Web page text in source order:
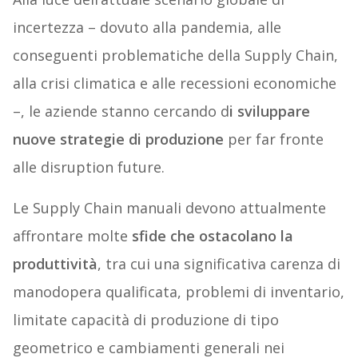
incertezza – dovuto alla pandemia, alle
conseguenti problematiche della Supply Chain,
alla crisi climatica e alle recessioni economiche
–, le aziende stanno cercando di sviluppare
nuove strategie di produzione per far fronte
alle disruption future.
Le Supply Chain manuali devono attualmente
affrontare molte sfide che ostacolano la
produttività, tra cui una significativa carenza di
manodopera qualificata, problemi di inventario,
limitate capacità di produzione di tipo
geometrico e cambiamenti generali nei